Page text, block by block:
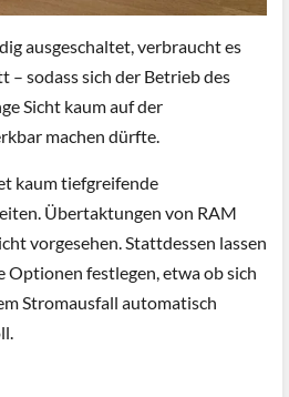
ausgeschaltet, verbraucht es
– sodass sich der Betrieb des
Sicht kaum auf der
machen dürfte.
kaum tiefgreifende
Übertaktungen von RAM
vorgesehen. Stattdessen lassen
Optionen festlegen, etwa ob sich
Stromausfall automatisch